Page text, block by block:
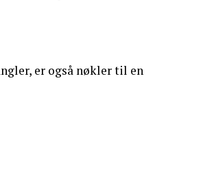
er også nøkler til en